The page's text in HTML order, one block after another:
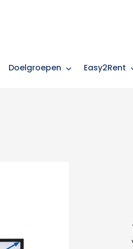
Doelgroepen Easy2Rent